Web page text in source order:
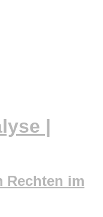
|
Rechten im